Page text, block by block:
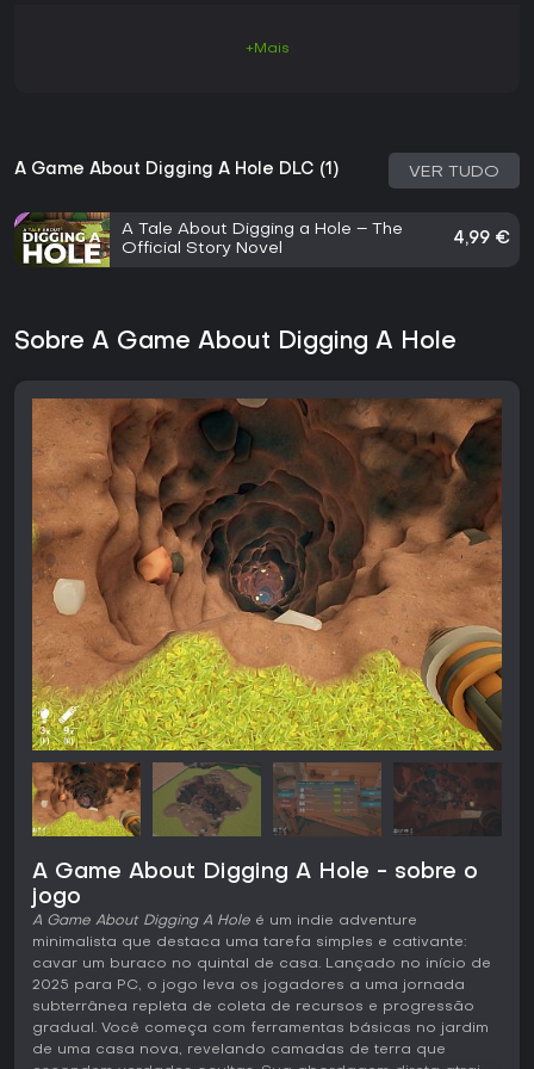
+Mais
A Game About Digging A Hole DLC (1) VER TUDO
A Tale About Digging a Hole – The
Official Story Novel
4,99 €
Sobre A Game About Digging A Hole
A Game About Digging A Hole - sobre o
jogo
A Game About Digging A Hole é um indie adventure
minimalista que destaca uma tarefa simples e cativante:
cavar um buraco no quintal de casa. Lançado no início de
2025 para PC, o jogo leva os jogadores a uma jornada
subterrânea repleta de coleta de recursos e progressão
gradual. Você começa com ferramentas básicas no jardim
de uma casa nova, revelando camadas de terra que